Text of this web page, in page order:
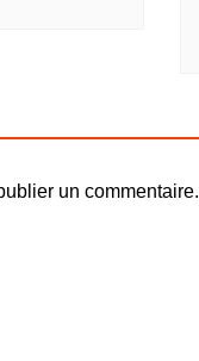
un commentaire.